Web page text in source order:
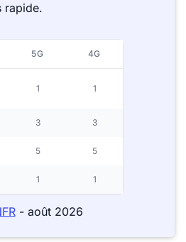
rapide.
5G 4G
1 1
3 3
5 5
1 1
- août 2026